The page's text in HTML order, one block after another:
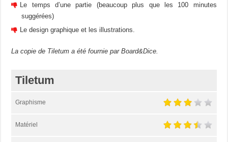
Le temps d’une partie (beaucoup plus que les 100 minutes
suggérées)
Le design graphique et les illustrations.
La copie de Tiletum a été fournie par Board&Dice.
Tiletum
Graphisme
Matériel